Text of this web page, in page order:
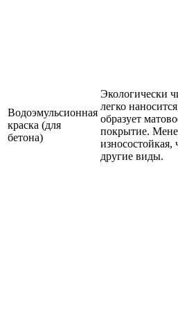
Водоэмульсионная
краска (для
бетона)
Экологически
легко
образует
покрытие.
износостойкая,
другие виды.